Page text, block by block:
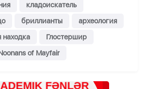
кладоискатель
бриллианты
археология
находка
Глостершир
of Mayfair